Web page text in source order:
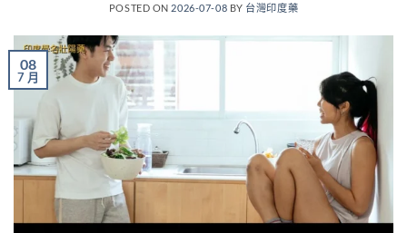
POSTED ON 2026-07-08 BY 台灣印度藥
08
7 月